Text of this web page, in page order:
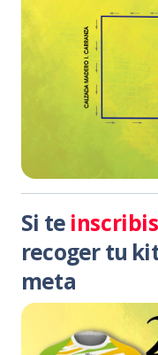
Si te
recoger tu
meta